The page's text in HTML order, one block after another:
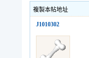
複製本帖地址
J1010302